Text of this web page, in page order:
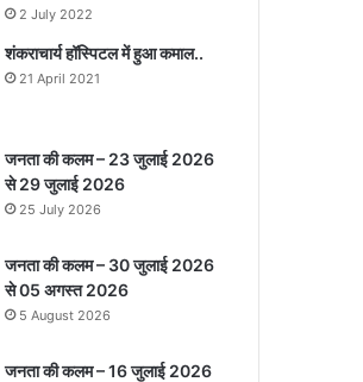
2 July 2022
शंकराचार्य हॉस्पिटल में हुआ कमाल..
21 April 2021
जनता की कलम – 23 जुलाई 2026
से 29 जुलाई 2026
25 July 2026
जनता की कलम – 30 जुलाई 2026
से 05 अगस्त 2026
5 August 2026
जनता की कलम – 16 जुलाई 2026